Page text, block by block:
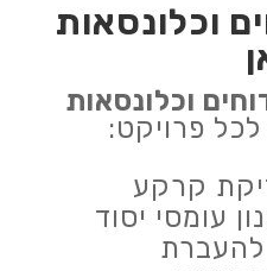
וכלונסאות
וכלונסאות
פרויקט:
קרקע
עומסי יסוד
להעברת